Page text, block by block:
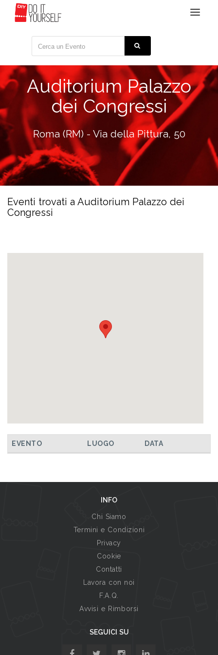
Toggle
Auditorium Palazzo
dei Congressi
Roma (RM) - Via della Pittura, 50
Eventi trovati a Auditorium Palazzo dei
Congressi
EVENTO LUOGO DATA
INFO
Chi Siamo
Termini e Condizioni
Privacy
Cookie
Contatti
Lavora con noi
F.A.Q.
Avvisi e Rimborsi
SEGUICI SU